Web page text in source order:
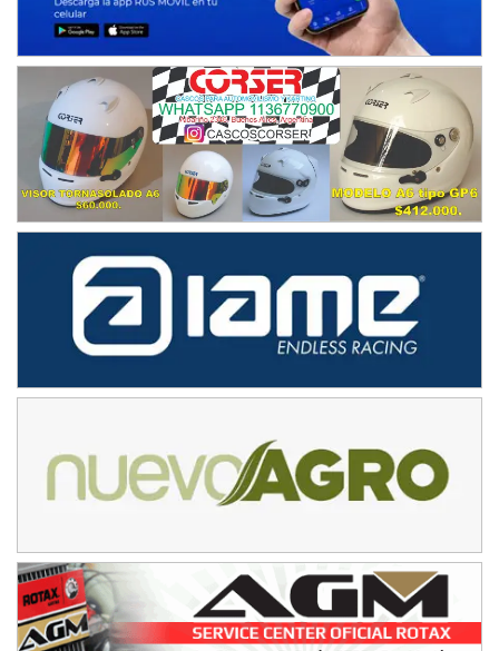
IAME SERIES ARGENTINA 6
Baradero (Buenos Aires)
KDO - F6
Ciudad de Trenque Lauquen (Asfalto)
Trenque Lauquen (Buenos Aires)
ENTRERRIANO - F6 (POSTERGADA)
Parque de la Velocidad (Asfalto)
Villaguay (Entre Ríos)
VICTORIENSE - F7
El Cerro (Tierra)
Victoria (Entre Ríos)
Moto Club Reginense (Tierra)
Juventud Unida (Tierra)
Humboldt (Santa Fe)
Ciudad de Avellaneda (Asfalto)
Avellaneda (Santa Fe)
SUR SANTAFESINO - F4
José Samuel Sánchez (Tierra)